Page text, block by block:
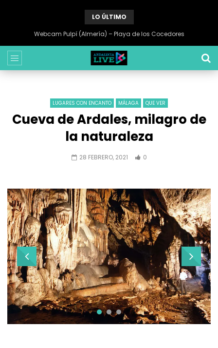
LO ÚLTIMO
Webcam Pulpí (Almería) – Playa de los Cocedores
LUGARES CON ENCANTO MÁLAGA QUE VER
Cueva de Ardales, milagro de
la naturaleza
28 FEBRERO, 2021 0